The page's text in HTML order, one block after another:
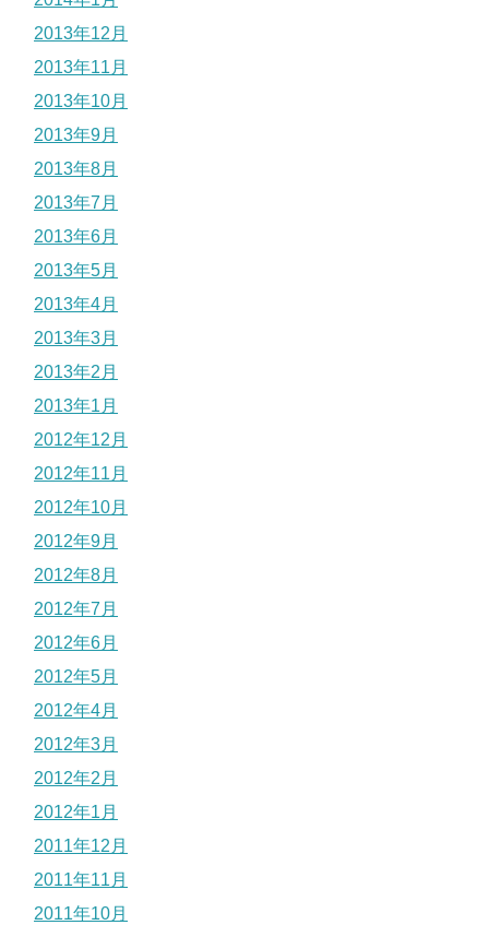
2013年12月
2013年11月
2013年10月
2013年9月
2013年8月
2013年7月
2013年6月
2013年5月
2013年4月
2013年3月
2013年2月
2013年1月
2012年12月
2012年11月
2012年10月
2012年9月
2012年8月
2012年7月
2012年6月
2012年5月
2012年4月
2012年3月
2012年2月
2012年1月
2011年12月
2011年11月
2011年10月